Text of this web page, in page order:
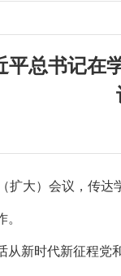
总书记在
大）会议，传达
时代新征程党